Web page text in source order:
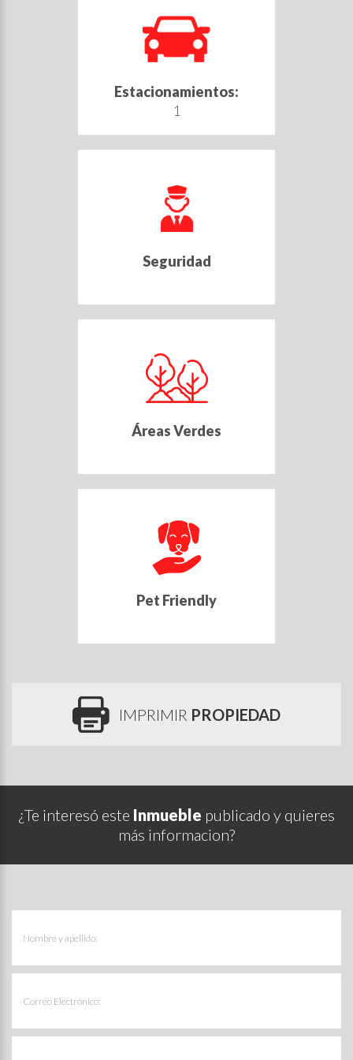
Estacionamientos:
1
Seguridad
Áreas Verdes
Pet Friendly
IMPRIMIR PROPIEDAD
¿Te interesó este Inmueble publicado y quieres
más informacion?